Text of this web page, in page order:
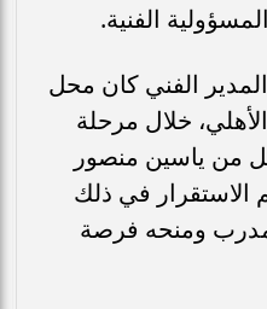
الفنية.
الفني كان محل
خلال مرحلة
من ياسين منصور
الاستقرار في ذلك
ومنحه فرصة